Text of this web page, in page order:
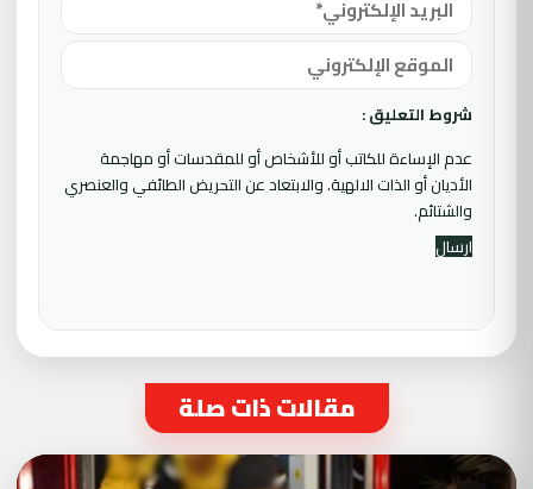
شروط التعليق :
عدم الإساءة للكاتب أو للأشخاص أو للمقدسات أو مهاجمة
الأديان أو الذات الالهية. والابتعاد عن التحريض الطائفي والعنصري
والشتائم.
مقالات ذات صلة